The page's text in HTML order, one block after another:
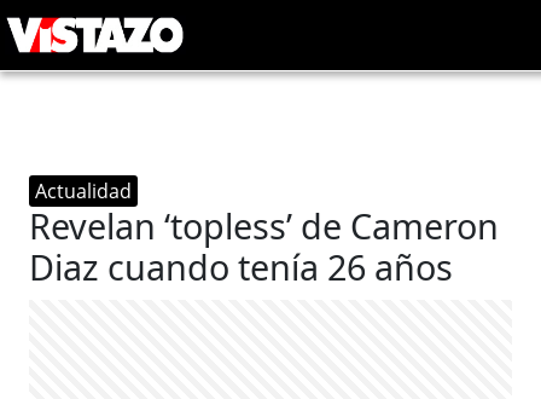
Actualidad
Revelan ‘topless’ de Cameron
Diaz cuando tenía 26 años